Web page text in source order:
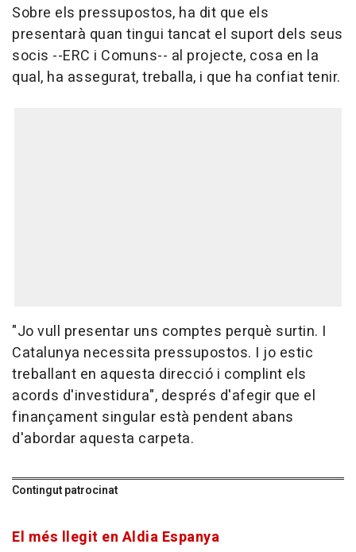
Sobre els pressupostos, ha dit que els
presentarà quan tingui tancat el suport dels seus
socis --ERC i Comuns-- al projecte, cosa en la
qual, ha assegurat, treballa, i que ha confiat tenir.
"Jo vull presentar uns comptes perquè surtin. I
Catalunya necessita pressupostos. I jo estic
treballant en aquesta direcció i complint els
acords d'investidura", després d'afegir que el
finançament singular està pendent abans
d'abordar aquesta carpeta.
Contingut patrocinat
El més llegit en Aldia Espanya